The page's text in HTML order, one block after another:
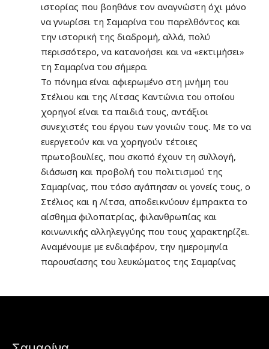
ιστορίας που βοηθάνε τον αναγνώστη όχι μόνο
να γνωρίσει τη Σαμαρίνα του παρελθόντος και
την ιστορική της διαδρομή, αλλά, πολύ
περισσότερο, να κατανοήσει και να «εκτιμήσει»
τη Σαμαρίνα του σήμερα.
Το πόνημα είναι αφιερωμένο στη μνήμη του
Στέλιου και της Λίτσας Καντώνια του οποίου
χορηγοί είναι τα παιδιά τους, αντάξιοι
συνεχιστές του έργου των γονιών τους. Με το να
ευεργετούν και να χορηγούν τέτοιες
πρωτοβουλίες, που σκοπό έχουν τη συλλογή,
διάσωση και προβολή του πολιτισμού της
Σαμαρίνας, που τόσο αγάπησαν οι γονείς τους, ο
Στέλιος και η Λίτσα, αποδεικνύουν έμπρακτα το
αίσθημα φιλοπατρίας, φιλανθρωπίας και
κοινωνικής αλληλεγγύης που τους χαρακτηρίζει.
Αναμένουμε με ενδιαφέρον, την ημερομηνία
παρουσίασης του λευκώματος της Σαμαρίνας